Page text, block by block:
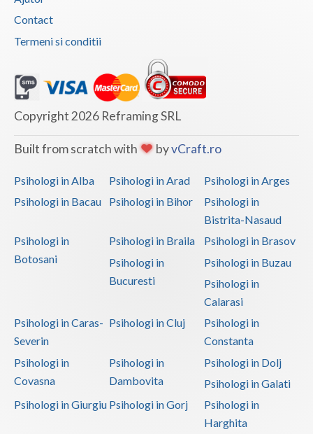
Contact
Termeni si conditii
Copyright 2026 Reframing SRL
Built from scratch with byvCraft.ro
Psihologi in Alba Psihologi in Arad
Psihologi in Arges
Psihologi in Bacau
Psihologi in Bihor
Psihologi in
Bistrita-Nasaud
Psihologi in
Botosani
Psihologi in Braila
Psihologi in Brasov
Psihologi in
Bucuresti
Psihologi in Buzau
Psihologi in
Calarasi
Psihologi in Caras-
Severin
Psihologi in Cluj
Psihologi in
Constanta
Psihologi in
Covasna
Psihologi in
Dambovita
Psihologi in Dolj
Psihologi in Galati
Psihologi in Giurgiu Psihologi in Gorj
Psihologi in
Harghita